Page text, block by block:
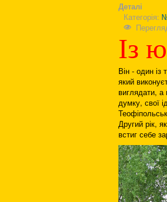
Деталі
Категорія:
Із
Він - один із
який
виглядати, а
думку, свої
Другий рік,
встиг себе